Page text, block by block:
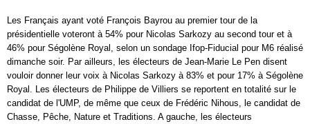
Les Français ayant voté François Bayrou au premier tour de la
présidentielle voteront à 54% pour Nicolas Sarkozy au second tour et à
46% pour Ségolène Royal, selon un sondage Ifop-Fiducial pour M6 réalisé
dimanche soir. Par ailleurs, les électeurs de Jean-Marie Le Pen disent
vouloir donner leur voix à Nicolas Sarkozy à 83% et pour 17% à Ségolène
Royal. Les électeurs de Philippe de Villiers se reportent en totalité sur le
candidat de l'UMP, de même que ceux de Frédéric Nihous, le candidat de
Chasse, Pêche, Nature et Traditions. A gauche, les électeurs